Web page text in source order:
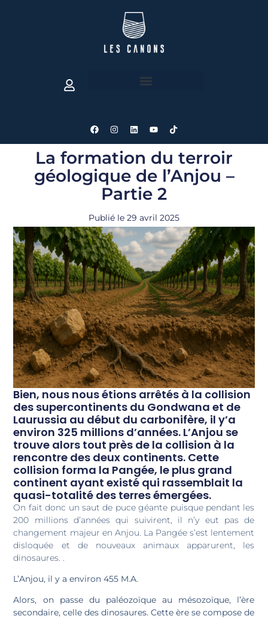
La formation du terroir
géologique de l’Anjou –
Partie 2
Publié le 29 avril 2025
Bien, nous nous étions arrêtés à la collision
des supercontinents du Gondwana et de
Laurussia au début du carbonifère, il y’a
environ 325 millions d’années. L’Anjou se
trouve alors tout près de la collision à la
rencontre des deux continents. Cette
collision forma la Pangée, le plus grand
continent ayant existé qui rassemblait la
quasi-totalité des terres émergées.
On fait donc un saut de puce géante puisque pendant les
200 millions d’années qui suivirent, il n’y eut pas de
changement majeur en Anjou. La Pangée s’est lentement
disloquée et de nouveaux animaux apparurent, les
dinosaures. .
L’Anjou, il y a environ 455 M.A.
Alors, on passe du paléozoïque au mésozoïque, l’ère
secondaire, celle des dinosaures. Cette ère se compose de